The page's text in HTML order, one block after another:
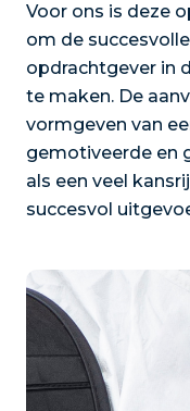
Voor ons is deze
om de
opdrachtgever in
te maken. De
vormgeven van
gemotiveerde en
als een veel
succesvol